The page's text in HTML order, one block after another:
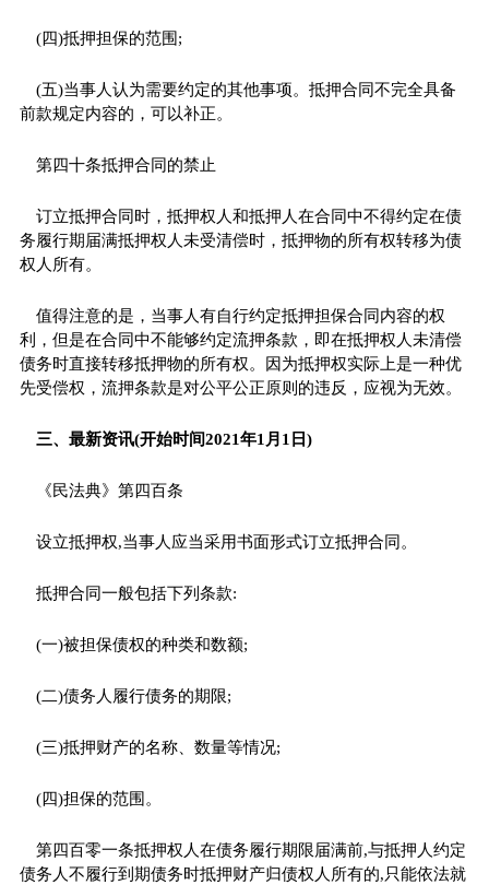
(四)抵押担保的范围;
(五)当事人认为需要约定的其他事项。抵押合同不完全具备
前款规定内容的，可以补正。
第四十条抵押合同的禁止
订立抵押合同时，抵押权人和抵押人在合同中不得约定在债
务履行期届满抵押权人未受清偿时，抵押物的所有权转移为债
权人所有。
值得注意的是，当事人有自行约定抵押担保合同内容的权
利，但是在合同中不能够约定流押条款，即在抵押权人未清偿
债务时直接转移抵押物的所有权。因为抵押权实际上是一种优
先受偿权，流押条款是对公平公正原则的违反，应视为无效。
三、最新资讯(开始时间2021年1月1日)
《民法典》第四百条
设立抵押权,当事人应当采用书面形式订立抵押合同。
抵押合同一般包括下列条款:
(一)被担保债权的种类和数额;
(二)债务人履行债务的期限;
(三)抵押财产的名称、数量等情况;
(四)担保的范围。
第四百零一条抵押权人在债务履行期限届满前,与抵押人约定
债务人不履行到期债务时抵押财产归债权人所有的,只能依法就